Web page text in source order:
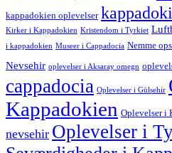
kappadokien oplevelser
Kirker i Kappadokien Kristendom i Tyrkiet
i kappadokien Museer i Cappadocia Nemme
Nevsehir oplevelser i Aksaray omegn
cappadocia Oplevelser i Gülsehir
Kappadokien Oplevelser i
nevsehir Oplevelser i